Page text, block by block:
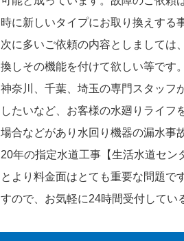
時に新しいタイプにお取り換えする
次に多いご依頼の内容としましては
換しその機能を付けて欲しい等です
神奈川、千葉、埼玉の専門スタッフ
したいなど、お客様の水廻りライフ
場合などがあり水回り機器の漏水事
20年の指定水道工事【生活水道セン
とより料金面はとても重要な問題で
すので、お気軽に24時間受付してい